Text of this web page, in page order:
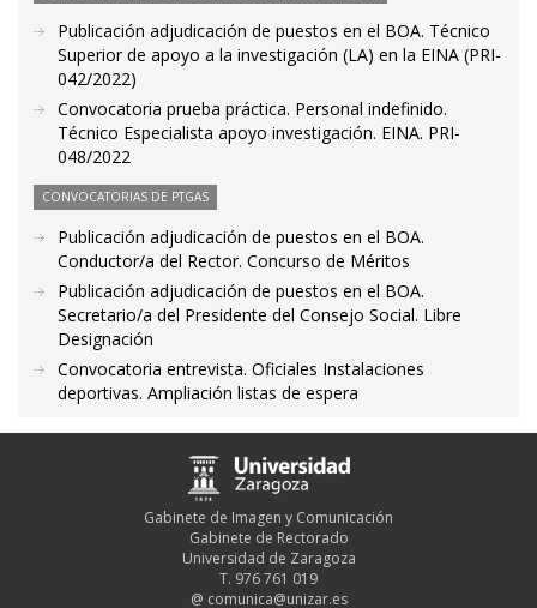
Publicación adjudicación de puestos en el BOA. Técnico
Superior de apoyo a la investigación (LA) en la EINA (PRI-
042/2022)
Convocatoria prueba práctica. Personal indefinido.
Técnico Especialista apoyo investigación. EINA. PRI-
048/2022
CONVOCATORIAS DE PTGAS
Publicación adjudicación de puestos en el BOA.
Conductor/a del Rector. Concurso de Méritos
Publicación adjudicación de puestos en el BOA.
Secretario/a del Presidente del Consejo Social. Libre
Designación
Convocatoria entrevista. Oficiales Instalaciones
deportivas. Ampliación listas de espera
Gabinete de Imagen y Comunicación
Gabinete de Rectorado
Universidad de Zaragoza
T. 976 761 019
@ comunica@unizar.es